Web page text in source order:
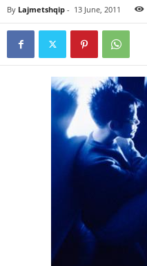
By Lajmetshqip - 13 June, 2011